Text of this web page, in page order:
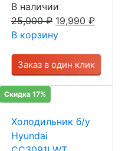
В наличии
25,000₽ 19,990 ₽
В корзину
Заказ в один клик
Скидка 17%
Холодильник б/у
Hyundai